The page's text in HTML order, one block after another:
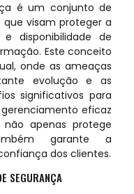
é um conjunto de
visam proteger a
e disponibilidade de
Este conceito
onde as ameaças
evolução e as
significativos para
eficaz
apenas protege
garante a
dos clientes.
SEGURANÇA